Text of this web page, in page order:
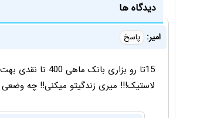
دیدگاه ها
امیر: پاسخ
15تا رو بزاری
لاستیک!!! میری زندگیتو‌ میکنی!! چه وضعی درست کردن بخدا 15